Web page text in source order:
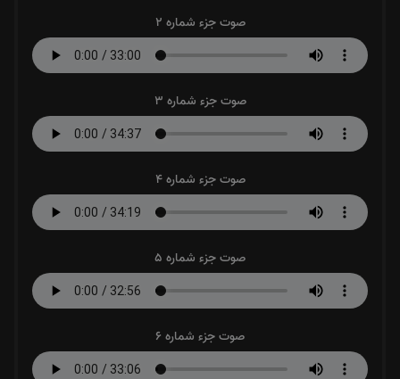
صوت جزء شماره 2
صوت جزء شماره 3
صوت جزء شماره 4
صوت جزء شماره 5
صوت جزء شماره 6